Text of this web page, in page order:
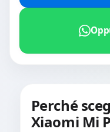
Perché
Xiaomi Mi